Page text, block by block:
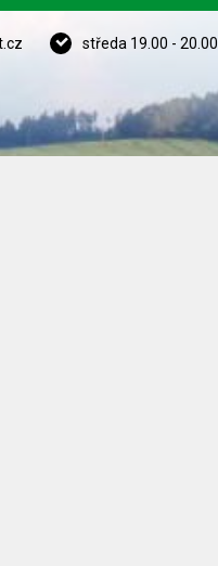
středa 19.00 - 20.00